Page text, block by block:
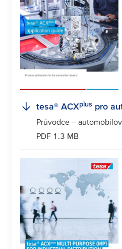
tesa® ACXplus pro
Průvodce –
PDF 1.3 MB